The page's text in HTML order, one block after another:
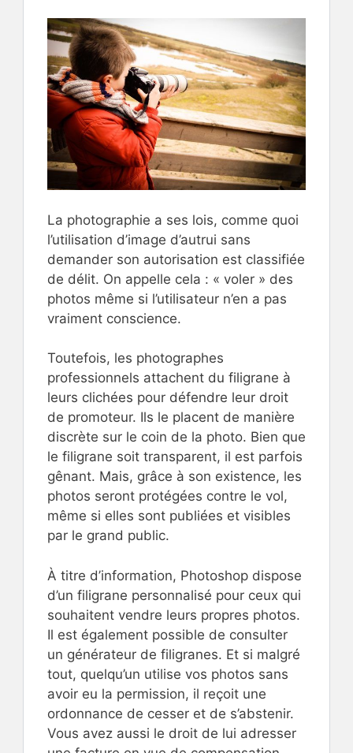
La photographie a ses lois, comme quoi
l’utilisation d’image d’autrui sans
demander son autorisation est classifiée
de délit. On appelle cela : « voler » des
photos même si l’utilisateur n’en a pas
vraiment conscience.
Toutefois, les photographes
professionnels attachent du filigrane à
leurs clichées pour défendre leur droit
de promoteur. Ils le placent de manière
discrète sur le coin de la photo. Bien que
le filigrane soit transparent, il est parfois
gênant. Mais, grâce à son existence, les
photos seront protégées contre le vol,
même si elles sont publiées et visibles
par le grand public.
À titre d’information, Photoshop dispose
d’un filigrane personnalisé pour ceux qui
souhaitent vendre leurs propres photos.
Il est également possible de consulter
un générateur de filigranes. Et si malgré
tout, quelqu’un utilise vos photos sans
avoir eu la permission, il reçoit une
ordonnance de cesser et de s’abstenir.
Vous avez aussi le droit de lui adresser